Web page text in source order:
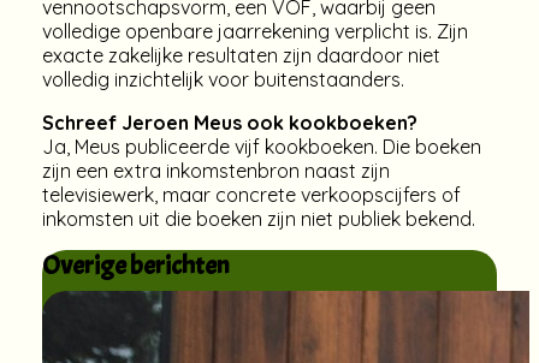
vennootschapsvorm, een VOF, waarbij geen
volledige openbare jaarrekening verplicht is. Zijn
exacte zakelijke resultaten zijn daardoor niet
volledig inzichtelijk voor buitenstaanders.
Schreef Jeroen Meus ook kookboeken?
Ja, Meus publiceerde vijf kookboeken. Die boeken
zijn een extra inkomstenbron naast zijn
televisiewerk, maar concrete verkoopscijfers of
inkomsten uit die boeken zijn niet publiek bekend.
Overige berichten